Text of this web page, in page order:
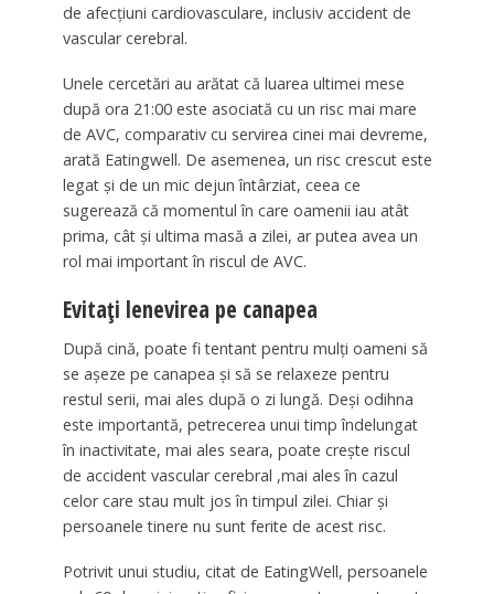
de afecțiuni cardiovasculare, inclusiv accident de
vascular cerebral.
Unele cercetări au arătat că luarea ultimei mese
după ora 21:00 este asociată cu un risc mai mare
de AVC, comparativ cu servirea cinei mai devreme,
arată Eatingwell. De asemenea, un risc crescut este
legat și de un mic dejun întârziat, ceea ce
sugerează că momentul în care oamenii iau atât
prima, cât și ultima masă a zilei, ar putea avea un
rol mai important în riscul de AVC.
Evitați lenevirea pe canapea
După cină, poate fi tentant pentru mulți oameni să
se așeze pe canapea și să se relaxeze pentru
restul serii, mai ales după o zi lungă. Deși odihna
este importantă, petrecerea unui timp îndelungat
în inactivitate, mai ales seara, poate crește riscul
de accident vascular cerebral ,mai ales în cazul
celor care stau mult jos în timpul zilei. Chiar și
persoanele tinere nu sunt ferite de acest risc.
Potrivit unui studiu, citat de EatingWell, persoanele